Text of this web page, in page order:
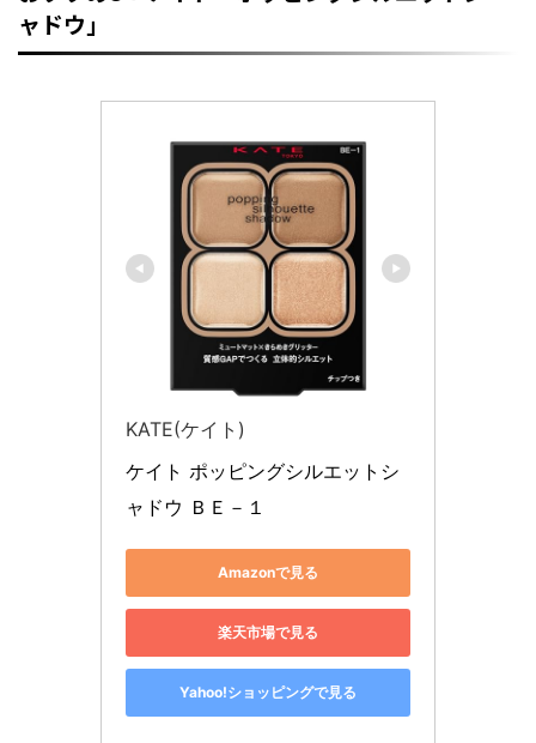
ャドウ」
KATE(ケイト)
ケイト ポッピングシルエットシ
ャドウ ＢＥ－１
Amazonで見る
楽天市場で見る
Yahoo!ショッピングで見る